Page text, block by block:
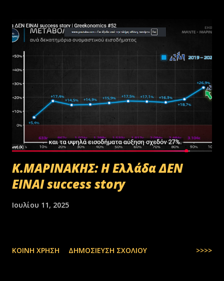
Κ.ΜΑΡΙΝΑΚΗΣ: Η Ελλάδα ΔΕΝ
ΕΙΝΑΙ success story
Ιουλίου 11, 2025
ΚΟΙΝΉ ΧΡΉΣΗ ΔΗΜΟΣΊΕΥΣΗ ΣΧΟΛΊΟΥ >>>>